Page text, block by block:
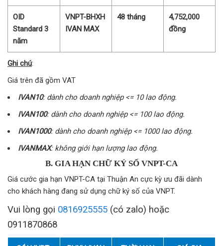
OID
Standard 3
năm
VNPT-BHXH
IVAN MAX
48 tháng
4,752,000
đồng
Ghi chú:
Giá trên đã gồm VAT
IVAN10: dành cho doanh nghiệp <= 10 lao động.
IVAN100: dành cho doanh nghiệp <= 100 lao động.
IVAN1000: dành cho doanh nghiệp <= 1000 lao động.
IVANMAX: không giới hạn lượng lao động.
B. GIA HẠN CHỮ KÝ SỐ VNPT-CA
Giá cước gia hạn VNPT-CA tại Thuận An cực kỳ ưu đãi dành
cho khách hàng đang sử dụng chữ ký số của VNPT.
Vui lòng gọi 0816925555 (có zalo) hoặc
0911870868